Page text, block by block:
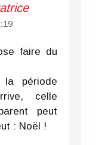
faire du
période
celle
peut
: Noël !